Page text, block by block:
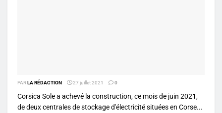
PARLA RÉDACTION 27 juillet 2021 0
Corsica Sole a achevé la construction, ce mois de juin 2021,
de deux centrales de stockage d'électricité situées en Corse...